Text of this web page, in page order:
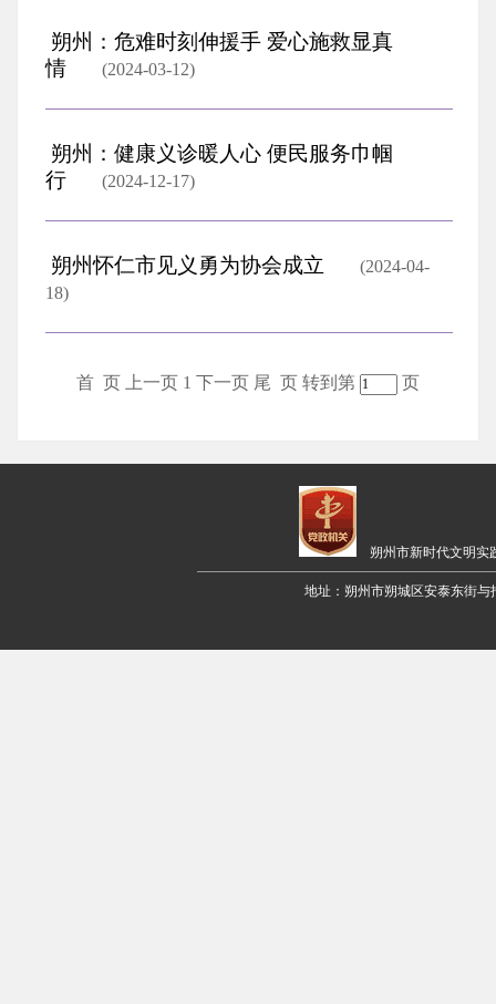
朔州：危难时刻伸援手 爱心施救显真
情 (2024-03-12)
朔州：健康义诊暖人心 便民服务巾帼
行 (2024-12-17)
朔州怀仁市见义勇为协会成立 (2024-04-
18)
首 页 上一页 1 下一页 尾 页 转到第 页
朔州市新时代文明
地址：朔州市朔城区安泰东街与